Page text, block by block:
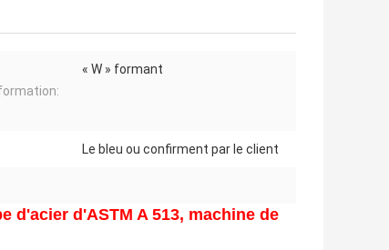
« W » formant
Le bleu ou confirment par le client
d'acier d'ASTM A 513, machine de